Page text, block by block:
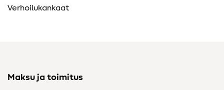
Verhoilukankaat
Maksu ja toimitus